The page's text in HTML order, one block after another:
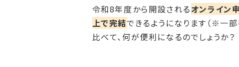
令和8年度から開設されるオンライン
上で完結できるようになります（※一
比べて、何が便利になるのでしょうか？